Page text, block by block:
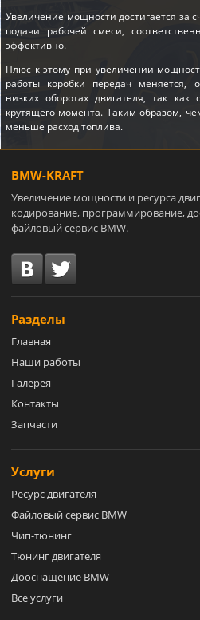
Увеличение мощности достигается за
подачи рабочей смеси,
эффективно.
Плюс к этому при увеличении
работы коробки передач меняется,
низких оборотах двигателя, так
крутящего момента. Таким образом,
меньше расход топлива.
BMW-KRAFT
Увеличение мощности и ресурса
кодирование, программирование,
файловый сервис BMW.
Разделы
Главная
Наши работы
Галерея
Контакты
Запчасти
Услуги
Ресурс двигателя
Файловый сервис BMW
Чип-тюнинг
Тюнинг двигателя
Дооснащение BMW
Все услуги